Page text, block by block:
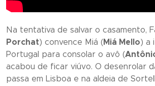
Na tentativa de salvar o casamento,
Porchat) convence Miá (Miá Mello) a
Portugal para consolar o avô (
acabou de ficar viúvo. O desenrolar
passa em Lisboa e na aldeia de